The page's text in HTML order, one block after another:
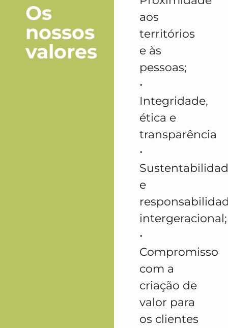
Os
nossos
valores
aos
territórios
e às
pessoas;
•
Integridade,
ética e
transparência
•
e
intergeracional;
•
Compromisso
com a
criação de
valor para
os clientes